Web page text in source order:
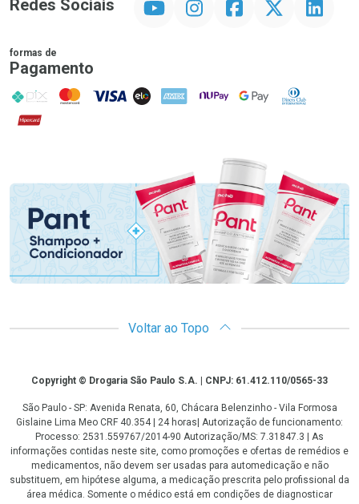
Redes Sociais
formas de
Pagamento
PIX MasterCard
VISA ELO AMEX NuPay Google PayDiners Club
Hipercard
Promoção em Destaque
Voltar ao Topo
CopyrightCopyright © Drogaria São Paulo S.A. | CNPJ: 61.412.110/0565-33
São Paulo - SP: Avenida Renata, 60, Chácara Belenzinho - Vila Formosa
Gislaine Lima Meo CRF 40.354 | 24 horas| Autorização de funcionamento:
Processo: 2531.559767/2014-90 Autorização/MS: 7.31847.3 | As
informações contidas neste site, como promoções e ofertas de remédios e
medicamentos, não devem ser usadas para automedicação e não
substituem, em hipótese alguma, a medicação prescrita pelo profissional da
área médica. Somente o médico está em condições de diagnosticar